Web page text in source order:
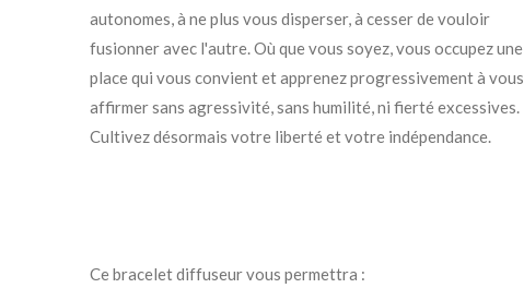
autonomes, à ne plus vous disperser, à cesser de vouloir
fusionner avec l'autre. Où que vous soyez, vous occupez une
place qui vous convient et apprenez progressivement à vous
affirmer sans agressivité, sans humilité, ni fierté excessives.
Cultivez désormais votre liberté et votre indépendance.
Ce bracelet diffuseur vous permettra :